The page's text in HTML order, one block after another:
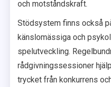
och motståndskraft.
Stödsystem finns också
känslomässiga och
spelutveckling.
rådgivningssessioner
trycket från konkurrens